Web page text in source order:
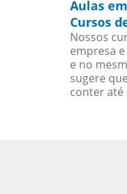
Aulas
Cursos
Nossos
empresa
e no
sugere
conter até